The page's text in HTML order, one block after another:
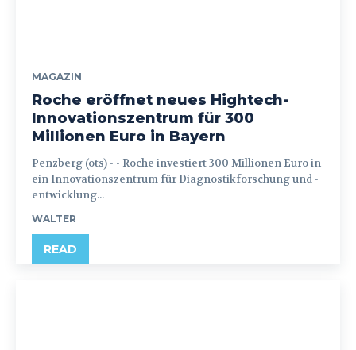
MAGAZIN
Roche eröffnet neues Hightech-
Innovationszentrum für 300
Millionen Euro in Bayern
Penzberg (ots) - - Roche investiert 300 Millionen Euro in
ein Innovationszentrum für Diagnostikforschung und -
entwicklung...
WALTER
READ